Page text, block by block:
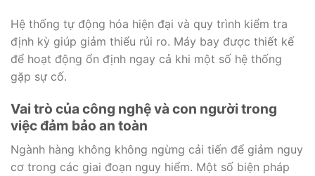
Hệ thống tự động hóa hiện đại và quy trình kiểm tra
định kỳ giúp giảm thiểu rủi ro. Máy bay được thiết kế
để hoạt động ổn định ngay cả khi một số hệ thống
gặp sự cố.
Vai trò của công nghệ và con người trong
việc đảm bảo an toàn
Ngành hàng không không ngừng cải tiến để giảm nguy
cơ trong các giai đoạn nguy hiểm. Một số biện pháp